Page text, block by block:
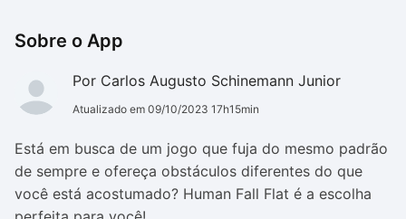
Sobre o App
Por Carlos Augusto Schinemann Junior
Atualizado em 09/10/2023 17h15min
Está em busca de um jogo que fuja do mesmo padrão
de sempre e ofereça obstáculos diferentes do que
você está acostumado? Human Fall Flat é a escolha